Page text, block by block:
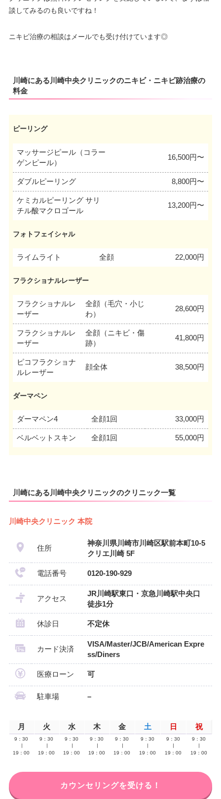
19：00
19：00
談してみるのも良いですね！
ニキビ治療の相談はメールでも受け付けています◎
川崎にある川崎中央クリニックのニキビ・ニキビ跡治療の
料金
ピーリング
マッサージピール（コラー
ゲンピール）
16,500円〜
ダブルピーリング 8,800円〜
ケミカルピーリング サリ
チル酸マクロゴール
13,200円〜
フォトフェイシャル
ライムライト 全顔 22,000円
フラクショナルレーザー
フラクショナルレ
ーザー
全顔（毛穴・小じ
わ）
28,600円
フラクショナルレ
ーザー
全顔（ニキビ・傷
跡）
41,800円
ピコフラクショナ
ルレーザー
顔全体 38,500円
ダーマペン
ダーマペン4 全顔1回 33,000円
ベルベットスキン 全顔1回 55,000円
川崎にある川崎中央クリニックのクリニック一覧
川崎中央クリニック 本院
住所
神奈川県川崎市川崎区駅前本町10-5
クリエ川崎 5F
電話番号 0120-190-929
アクセス
JR川崎駅東口・京急川崎駅中央口
徒歩1分
休診日 不定休
カード決済
VISA/Master/JCB/American Expre
ss/Diners
医療ローン 可
駐車場 –
月 火 水 木 金 土 日 祝
9：30
19：00
9：30
19：00
9：30
19：00
9：30
19：00
9：30
19：00
9：30
19：00
9：30
19：00
9：30
19：00
カウンセリングを受ける！